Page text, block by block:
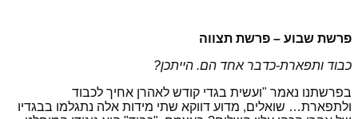
פרשת שבוע – פרשת תצווה
כבוד ותפארת-כדבר אחד הם. הייתכן?
בפרשתנו נאמר "ועשית בגדי קודש לאהרן אחיך לכבוד
ולתפארת… שואלים, מדוע דווקא שתי מידות אלה נתגלמו בבגדיו